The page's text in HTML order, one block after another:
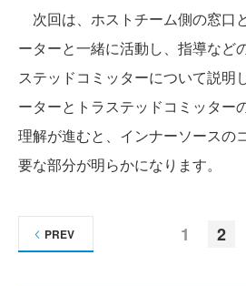
次回は、ホストチーム側の窓口
ーターと一緒に活動し、指導など
ステッドコミッターについて説明
ーターとトラステッドコミッター
理解が進むと、インナーソースの
要な部分が明らかになります。
1 2
PREV